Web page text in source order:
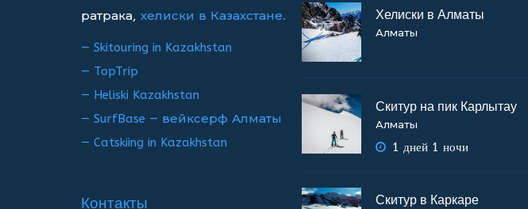
ратрака, хелиски в Казахстане.
— Skitouring in Kazakhstan
— TopTrip
— Heliski Kazakhstan
— SurfBase — вейксерф Алматы
— Catskiing in Kazakhstan
Контакты
Хелиски в Алматы
Алматы
Скитур на пик Карлытау
Алматы
1 дней 1 ночи
Скитур в Каркаре